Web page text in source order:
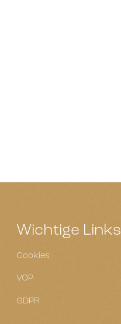
Wichtige Links
Cookies
VOP
GDPR